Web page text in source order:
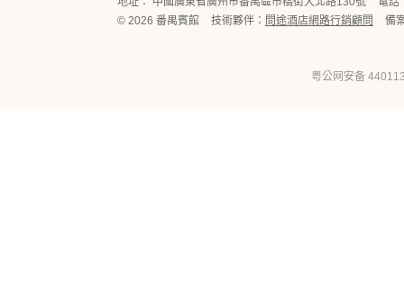
© 2026 番禺賓館
技術夥伴： 問途酒店網路行銷顧問 備
粤公网安备